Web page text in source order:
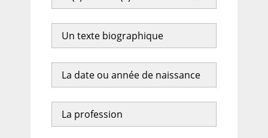
Un texte biographique
La date ou année de naissance
La profession